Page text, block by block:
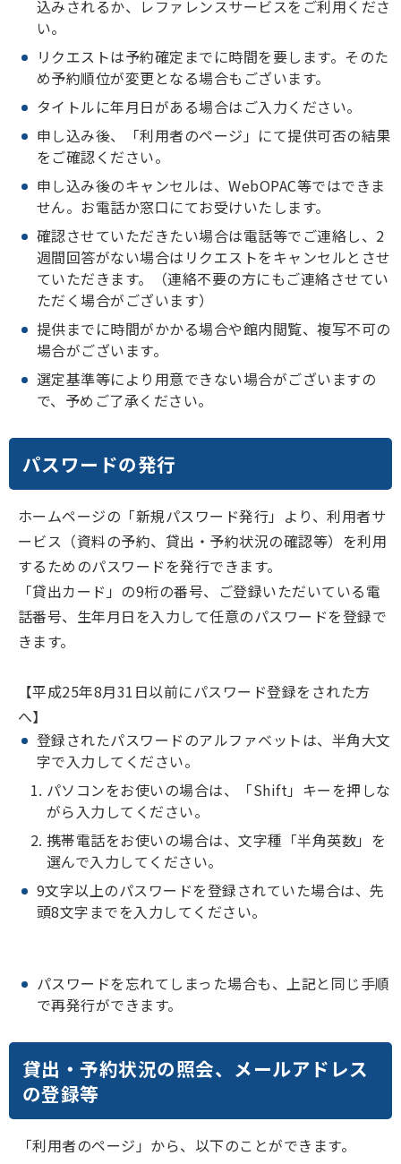
込みされるか、レファレンスサービスをご利用くださ
い。
リクエストは予約確定までに時間を要します。そのた
め予約順位が変更となる場合もございます。
タイトルに年月日がある場合はご入力ください。
申し込み後、「利用者のページ」にて提供可否の結果
をご確認ください。
申し込み後のキャンセルは、WebOPAC等ではできま
せん。お電話か窓口にてお受けいたします。
確認させていただきたい場合は電話等でご連絡し、2
週間回答がない場合はリクエストをキャンセルとさせ
ていただきます。（連絡不要の方にもご連絡させてい
ただく場合がございます）
提供までに時間がかかる場合や館内閲覧、複写不可の
場合がございます。
選定基準等により用意できない場合がございますの
で、予めご了承ください。
パスワードの発行
ホームページの「新規パスワード発行」より、利用者サ
ービス（資料の予約、貸出・予約状況の確認等）を利用
するためのパスワードを発行できます。
「貸出カード」の9桁の番号、ご登録いただいている電
話番号、生年月日を入力して任意のパスワードを登録で
きます。
【平成25年8月31日以前にパスワード登録をされた方
へ】
登録されたパスワードのアルファベットは、半角大文
字で入力してください。
パソコンをお使いの場合は、「Shift」キーを押しな
がら入力してください。
携帯電話をお使いの場合は、文字種「半角英数」を
選んで入力してください。
9文字以上のパスワードを登録されていた場合は、先
頭8文字までを入力してください。
パスワードを忘れてしまった場合も、上記と同じ手順
で再発行ができます。
貸出・予約状況の照会、メールアドレス
の登録等
「利用者のページ」から、以下のことができます。